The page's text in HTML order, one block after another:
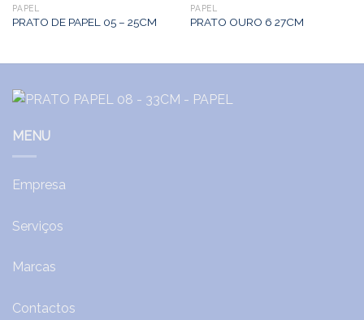
PAPEL
PRATO DE PAPEL 05 – 25CM
PAPEL
PRATO OURO 6 27CM
MENU
Empresa
Serviços
Marcas
Contactos